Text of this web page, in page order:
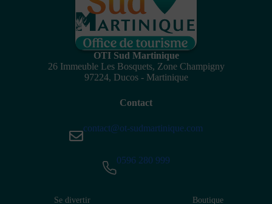
OTI Sud Martinique
26 Immeuble Les Bosquets, Zone Champigny
97224, Ducos - Martinique
Contact
contact@ot-sudmartinique.com
0596 280 999
Se divertir
Boutique